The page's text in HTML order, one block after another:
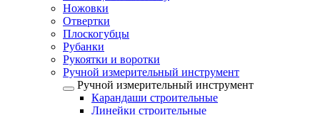
Ножовки
Отвертки
Плоскогубцы
Рубанки
Рукоятки и воротки
Ручной измерительный инструмент
Ручной измерительный инструмент
Карандаши строительные
Линейки строительные